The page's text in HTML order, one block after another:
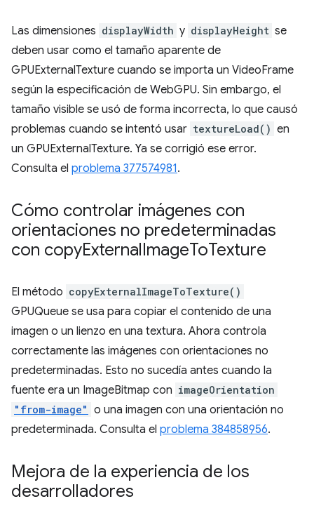
Las dimensiones displayWidth y displayHeight se
deben usar como el tamaño aparente de
GPUExternalTexture cuando se importa un VideoFrame
según la especificación de WebGPU. Sin embargo, el
tamaño visible se usó de forma incorrecta, lo que causó
problemas cuando se intentó usar textureLoad() en
un GPUExternalTexture. Ya se corrigió ese error.
Consulta el problema 377574981.
Cómo controlar imágenes con
orientaciones no predeterminadas
con copyExternalImageToTexture
El método copyExternalImageToTexture()
GPUQueue se usa para copiar el contenido de una
imagen o un lienzo en una textura. Ahora controla
correctamente las imágenes con orientaciones no
predeterminadas. Esto no sucedía antes cuando la
fuente era un ImageBitmap con imageOrientation
"from-image" o una imagen con una orientación no
predeterminada. Consulta el problema 384858956.
Mejora de la experiencia de los
desarrolladores